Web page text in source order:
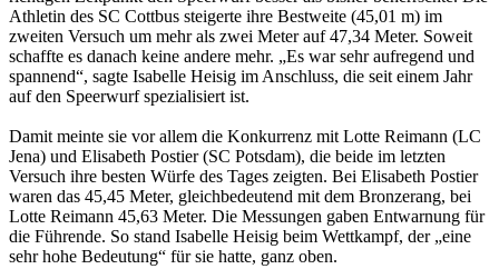
Athletin des SC Cottbus steigerte ihre Bestweite (45,01 m) im
zweiten Versuch um mehr als zwei Meter auf 47,34 Meter. Soweit
schaffte es danach keine andere mehr. „Es war sehr aufregend und
spannend“, sagte Isabelle Heisig im Anschluss, die seit einem Jahr
auf den Speerwurf spezialisiert ist.
Damit meinte sie vor allem die Konkurrenz mit Lotte Reimann (LC
Jena) und Elisabeth Postier (SC Potsdam), die beide im letzten
Versuch ihre besten Würfe des Tages zeigten. Bei Elisabeth Postier
waren das 45,45 Meter, gleichbedeutend mit dem Bronzerang, bei
Lotte Reimann 45,63 Meter. Die Messungen gaben Entwarnung für
die Führende. So stand Isabelle Heisig beim Wettkampf, der „eine
sehr hohe Bedeutung“ für sie hatte, ganz oben.